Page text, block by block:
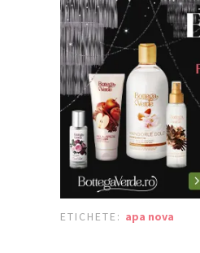
ETICHETE: apa nova